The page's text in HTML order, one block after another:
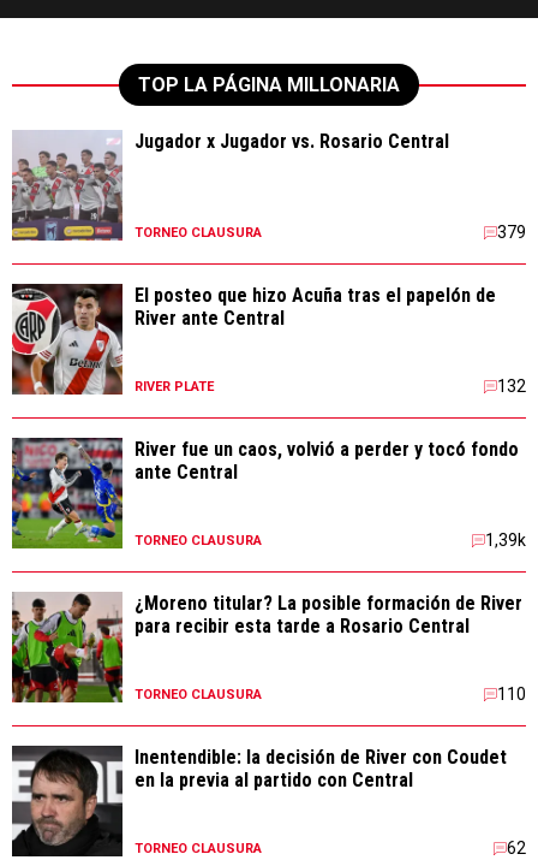
TOP LA PÁGINA MILLONARIA
Jugador x Jugador vs. Rosario Central
TORNEO CLAUSURA 379
El posteo que hizo Acuña tras el papelón de
River ante Central
RIVER PLATE 132
River fue un caos, volvió a perder y tocó fondo
ante Central
TORNEO CLAUSURA 1,39k
¿Moreno titular? La posible formación de River
para recibir esta tarde a Rosario Central
TORNEO CLAUSURA 110
Inentendible: la decisión de River con Coudet
en la previa al partido con Central
TORNEO CLAUSURA 62